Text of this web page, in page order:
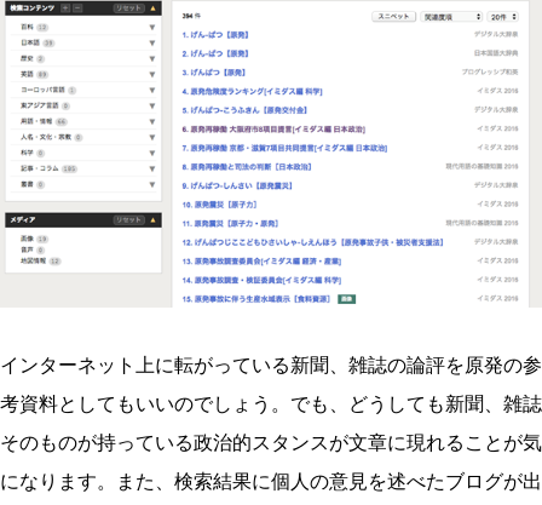
インターネット上に転がっている新聞、雑誌の論評を原発の参
考資料としてもいいのでしょう。でも、どうしても新聞、雑誌
そのものが持っている政治的スタンスが文章に現れることが気
になります。また、検索結果に個人の意見を述べたブログが出